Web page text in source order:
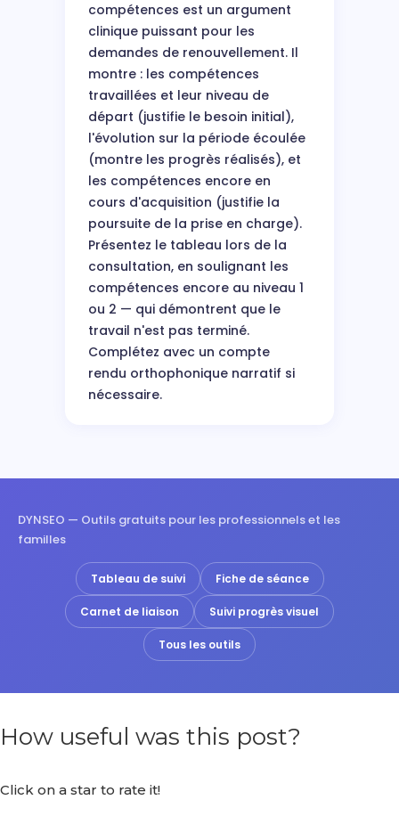
compétences est un argument
clinique puissant pour les
demandes de renouvellement. Il
montre : les compétences
travaillées et leur niveau de
départ (justifie le besoin initial),
l'évolution sur la période écoulée
(montre les progrès réalisés), et
les compétences encore en
cours d'acquisition (justifie la
poursuite de la prise en charge).
Présentez le tableau lors de la
consultation, en soulignant les
compétences encore au niveau 1
ou 2 — qui démontrent que le
travail n'est pas terminé.
Complétez avec un compte
rendu orthophonique narratif si
nécessaire.
DYNSEO — Outils gratuits pour les professionnels et les
familles
Tableau de suivi Fiche de séance
Carnet de liaison Suivi progrès visuel
Tous les outils
How useful was this post?
Click on a star to rate it!